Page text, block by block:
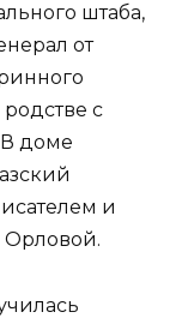
штаба,
от
с
В доме
и